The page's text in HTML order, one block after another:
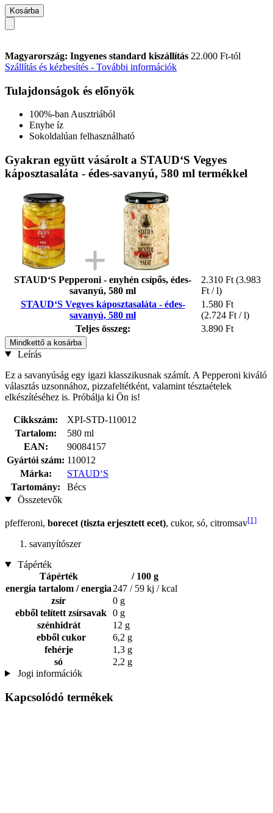
Kosárba
Magyarország: Ingyenes standard kiszállítás 22.000 Ft-tól
Szállítás és kézbesítés - További információk
Tulajdonságok és előnyök
100%-ban Ausztriából
Enyhe íz
Sokoldalúan felhasználható
Gyakran együtt vásárolt a STAUD‘S Vegyes
káposztasaláta - édes-savanyú, 580 ml termékkel
STAUD‘S Pepperoni - enyhén csípős, édes-
savanyú, 580 ml
2.310 Ft (3.983
Ft / l)
STAUD‘S Vegyes káposztasaláta - édes-
savanyú, 580 ml
1.580 Ft
(2.724 Ft / l)
Teljes összeg:
3.890 Ft
Mindkettő a kosárba
Leírás
Ez a savanyúság egy igazi klasszikusnak számít. A Pepperoni kiváló
választás uzsonnához, pizzafeltétként, valamint tésztaételek
elkészítéséhez is. Próbálja ki Ön is!
Cikkszám:
XPI-STD-110012
Tartalom:
580 ml
EAN:
90084157
Gyártói szám: 110012
Márka:
STAUD‘S
Tartomány:
Bécs
Összetevők
pfefferoni, borecet (tiszta erjesztett ecet), cukor, só, citromsav[1]
savanyítószer
Tápérték
Tápérték
/ 100 g
energia tartalom / energia 247 / 59 kj / kcal
zsír
0 g
ebből telített zsírsavak 0 g
szénhidrát
12 g
ebből cukor
6,2 g
fehérje
1,3 g
só
2,2 g
Jogi információk
Kapcsolódó termékek